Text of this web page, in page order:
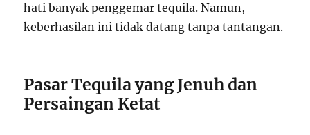
hati banyak penggemar tequila. Namun,
keberhasilan ini tidak datang tanpa tantangan.
Pasar Tequila yang Jenuh dan
Persaingan Ketat